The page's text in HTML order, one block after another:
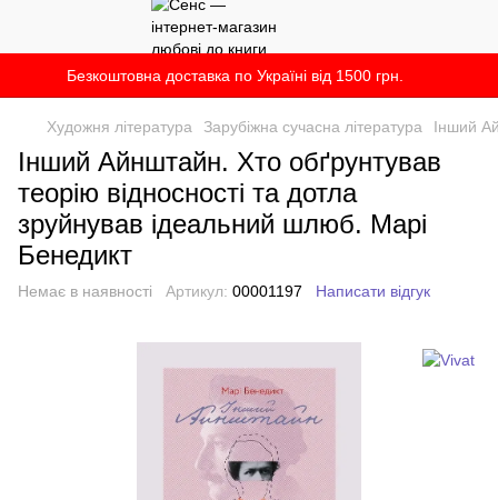
Безкоштовна доставка по Україні від 1500 грн.
Художня література Зарубіжна сучасна література Інший
Інший Айнштайн. Хто обґрунтував
теорію відносності та дотла
зруйнував ідеальний шлюб. Марі
Бенедикт
Немає в наявності Артикул: 00001197 Написати відгук